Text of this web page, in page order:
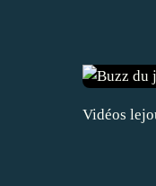
Vidéos